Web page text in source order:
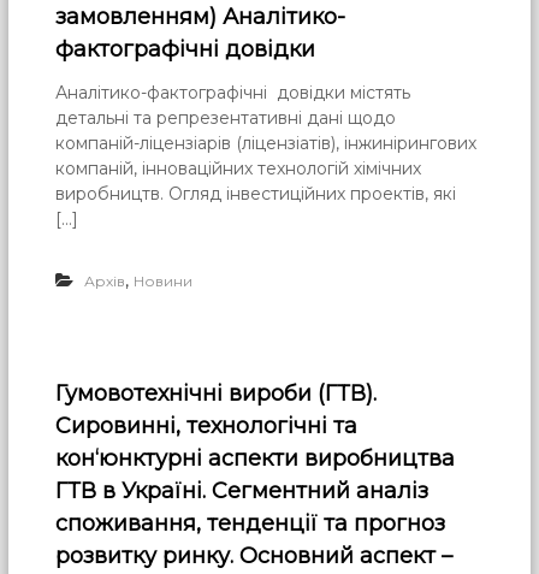
замовленням) Аналітико-
фактографічні довідки
Аналітико-фактографічні довідки містять
детальні та репрезентативні дані щодо
компаній-ліцензіарів (ліцензіатів), інжинірингових
компаній, інноваційних технологій хімічних
виробництв. Огляд інвестиційних проектів, які
[…]
Архів, Новини
Гумовотехнічні вироби (ГТВ).
Сировинні, технологічні та
кон‘юнктурні аспекти виробництва
ГТВ в Україні. Сегментний аналіз
споживання, тенденції та прогноз
розвитку ринку. Основний аспект –